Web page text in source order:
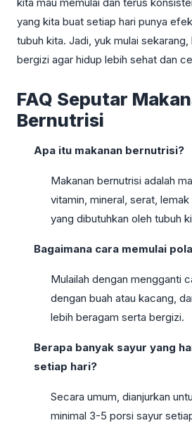
yang kita buat setiap hari punya
tubuh kita. Jadi, yuk mulai sekarang,
bergizi agar hidup lebih sehat dan
FAQ Seputar
Bernutrisi
Apa itu makanan bernutrisi?
Makanan bernutrisi adalah
vitamin, mineral, serat,
yang dibutuhkan oleh tubuh
Bagaimana cara memulai
Mulailah dengan mengganti
dengan buah atau kacang,
lebih beragam serta bergizi.
Berapa banyak sayur yang
setiap hari?
Secara umum, dianjurkan
minimal 3-5 porsi sayur